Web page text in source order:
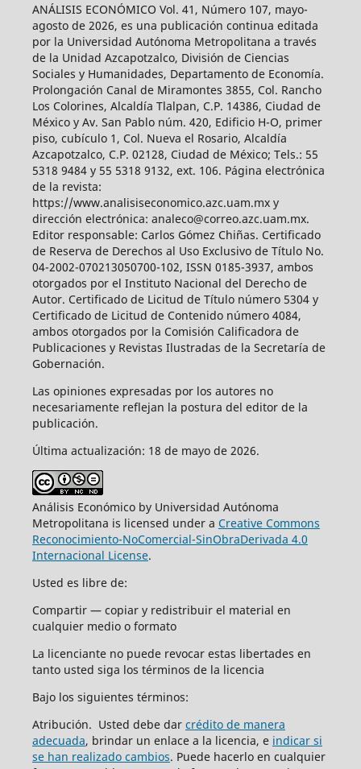
ANÁLISIS ECONÓMICO Vol. 41, Número 107, mayo-
agosto de 2026, es una publicación continua editada
por la Universidad Autónoma Metropolitana a través
de la Unidad Azcapotzalco, División de Ciencias
Sociales y Humanidades, Departamento de Economía.
Prolongación Canal de Miramontes 3855, Col. Rancho
Los Colorines, Alcaldía Tlalpan, C.P. 14386, Ciudad de
México y Av. San Pablo núm. 420, Edificio H-O, primer
piso, cubículo 1, Col. Nueva el Rosario, Alcaldía
Azcapotzalco, C.P. 02128, Ciudad de México; Tels.: 55
5318 9484 y 55 5318 9132, ext. 106. Página electrónica
de la revista:
https://www.analisiseconomico.azc.uam.mx y
dirección electrónica: analeco@correo.azc.uam.mx.
Editor responsable: Carlos Gómez Chiñas. Certificado
de Reserva de Derechos al Uso Exclusivo de Título No.
04-2002-070213050700-102, ISSN 0185-3937, ambos
otorgados por el Instituto Nacional del Derecho de
Autor. Certificado de Licitud de Título número 5304 y
Certificado de Licitud de Contenido número 4084,
ambos otorgados por la Comisión Calificadora de
Publicaciones y Revistas Ilustradas de la Secretaría de
Gobernación.
Las opiniones expresadas por los autores no
necesariamente reflejan la postura del editor de la
publicación.
Última actualización: 18 de mayo de 2026.
Análisis Económico by Universidad Autónoma
Metropolitana is licensed under a Creative Commons
Reconocimiento-NoComercial-SinObraDerivada 4.0
Internacional License.
Usted es libre de:
Compartir — copiar y redistribuir el material en
cualquier medio o formato
La licenciante no puede revocar estas libertades en
tanto usted siga los términos de la licencia
Bajo los siguientes términos:
Atribución. Usted debe dar crédito de manera
adecuada, brindar un enlace a la licencia, e indicar si
se han realizado cambios. Puede hacerlo en cualquier